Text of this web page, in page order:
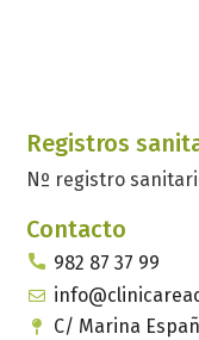
Registros
Nº registro
Contacto
982 87 37 99
C/ Marina